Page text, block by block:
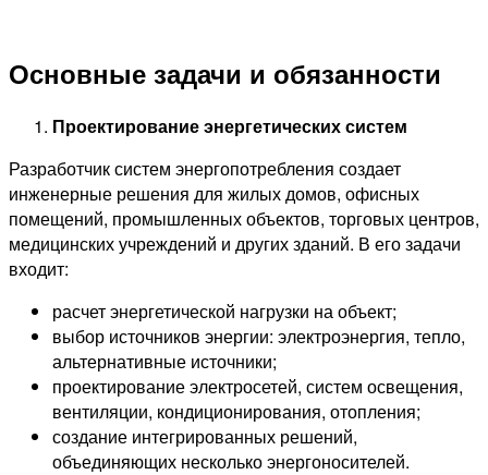
Основные задачи и обязанности
Проектирование энергетических систем
Разработчик систем энергопотребления создает
инженерные решения для жилых домов, офисных
помещений, промышленных объектов, торговых центров,
медицинских учреждений и других зданий. В его задачи
входит:
расчет энергетической нагрузки на объект;
выбор источников энергии: электроэнергия, тепло,
альтернативные источники;
проектирование электросетей, систем освещения,
вентиляции, кондиционирования, отопления;
создание интегрированных решений,
объединяющих несколько энергоносителей.